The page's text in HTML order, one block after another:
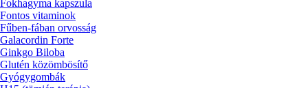
Fokhagyma kapszula
Fontos vitaminok
Fűben-fában orvosság
Galacordin Forte
Ginkgo Biloba
Glutén közömbösítő
Gyógygombák